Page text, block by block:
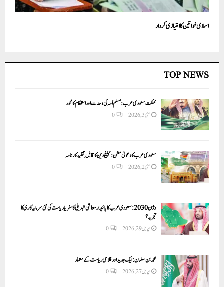
اسلامی خواتین کا امتیازی کردار
TOP NEWS
مملکت سعودی عرب: مسلم اُمہ کی وحدت اور استحکام کا محور
مئی 3, 2026 0
سعودی عرب کا دعوتی مشن: تبلیغ دین کا قابلِ تقلید کارنامہ
مئی 2, 2026 0
وژن 2030:سعودی عرب کا پائیدار معاشی تبدیلی کا سفر یا ریاست کی نئی سرمایہ کاری کا
تجربہ؟
اپریل 29, 2026 0
محمد بن سلمان: ایک جدید اور فلاحی ریاست کے معمار
اپریل 27, 2026 0